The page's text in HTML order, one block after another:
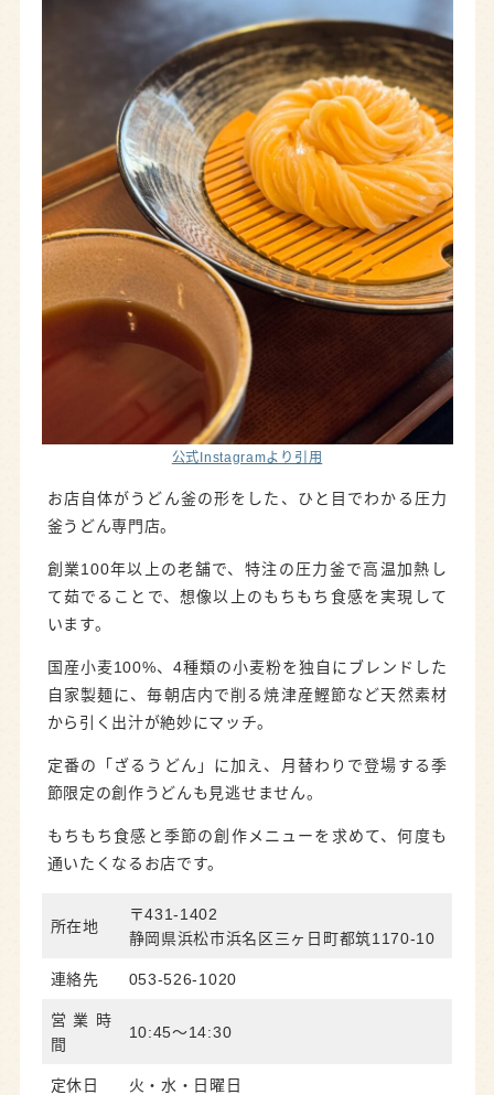
公式Instagramより引用
お店自体がうどん釜の形をした、ひと目でわかる圧力
釜うどん専門店。
創業100年以上の老舗で、特注の圧力釜で高温加熱し
て茹でることで、想像以上のもちもち食感を実現して
います。
国産小麦100%、4種類の小麦粉を独自にブレンドした
自家製麺に、毎朝店内で削る焼津産鰹節など天然素材
から引く出汁が絶妙にマッチ。
定番の「ざるうどん」に加え、月替わりで登場する季
節限定の創作うどんも見逃せません。
もちもち食感と季節の創作メニューを求めて、何度も
通いたくなるお店です。
所在地
〒431-1402
静岡県浜松市浜名区三ヶ日町都筑1170-10
連絡先 053-526-1020
営業時
間
10:45〜14:30
定休日 火・水・日曜日